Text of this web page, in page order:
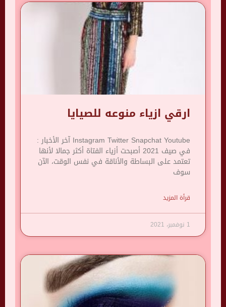
ارقي ازياء منوعه للصيايا
Instagram Twitter Snapchat Youtube آخر الأخبار :
في صيف 2021 أصبحت أزياء الفتاة أكثر جمالا لأنها
تعتمد على البساطة والأناقة في نفس الوقت، الآن
سوف
قرأة المزيد
1 نوفمبر، 2021